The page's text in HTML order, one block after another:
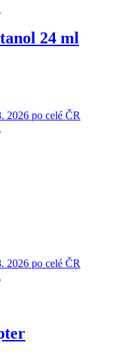
24 ml
2026 po celé ČR
2026 po celé ČR